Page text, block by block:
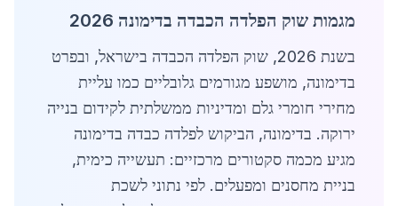
מגמות שוק הפלדה הכבדה בדימונה 2026
בשנת 2026, שוק הפלדה הכבדה בישראל, ובפרט
בדימונה, מושפע מגורמים גלובליים כמו עליית
מחירי חומרי גלם ומדיניות ממשלתית לקידום בנייה
ירוקה. בדימונה, הביקוש לפלדה כבדה בדימונה
מגיע מכמה סקטורים מרכזיים: תעשייה כימית,
בניית מחסנים ומפעלים. לפי נתוני לשכת